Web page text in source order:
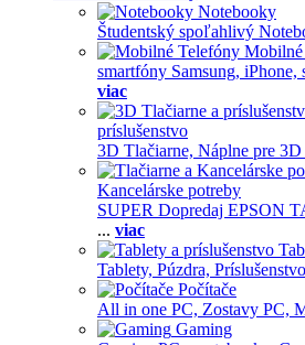
Notebooky
Študentský spoľahlivý
smartfóny Samsung, iPhone,
viac
príslušenstvo
3D Tlačiarne, Náplne pre 3D
Kancelárske potreby
SUPER Dopredaj EPSON
... viac
Tablety, Púzdra,
Počítače
All in one PC, Zostavy PC,
Gaming